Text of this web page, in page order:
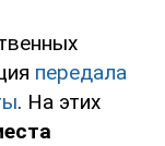
передала
. На этих